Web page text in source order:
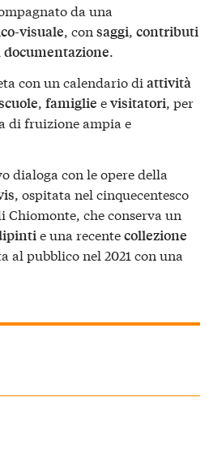
da una
visuale, con saggi, contributi
documentazione.
con un calendario di attività
, famiglie evisitatori, per
di fruizione ampia e
dialoga con le opere della
, ospitata nel cinquecentesco
Chiomonte, che conserva un
e una recentecollezione
al pubblico nel 2021 con una